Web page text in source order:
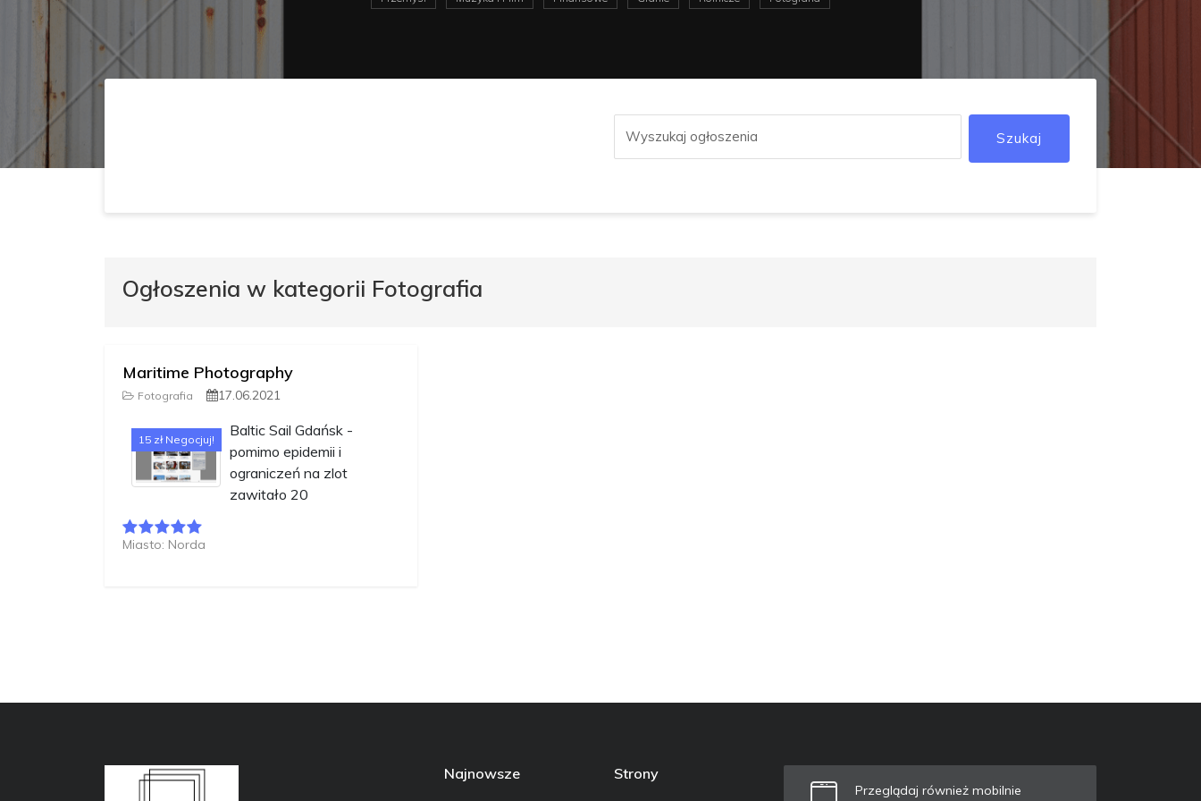
Szukaj
Ogłoszenia w kategorii Fotografia
Maritime Photography
Fotografia 17.06.2021
15 zł Negocjuj!
Baltic Sail Gdańsk -
pomimo epidemii i
ograniczeń na zlot
zawitało 20
Miasto: Norda
Najnowsze Strony
Przeglądaj również mobilnie